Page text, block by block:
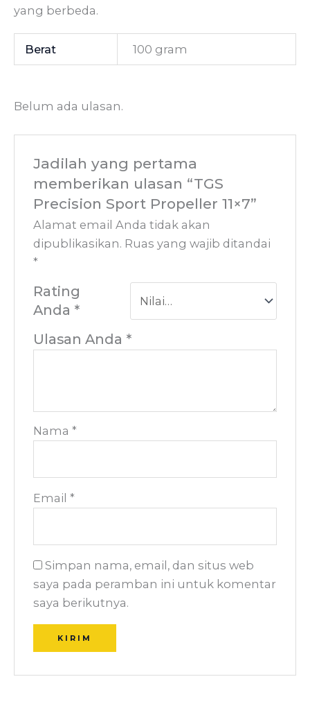
yang berbeda.
Berat 100 gram
Belum ada ulasan.
Jadilah yang pertama
memberikan ulasan “TGS
Precision Sport Propeller 11×7”
Alamat email Anda tidak akan
dipublikasikan. Ruas yang wajib ditandai
*
Rating
Anda *
Ulasan Anda *
Nama*
Email*
Simpan nama, email, dan situs web
saya pada peramban ini untuk komentar
saya berikutnya.